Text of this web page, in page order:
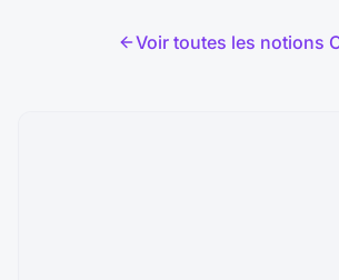
Voir toutes les notions